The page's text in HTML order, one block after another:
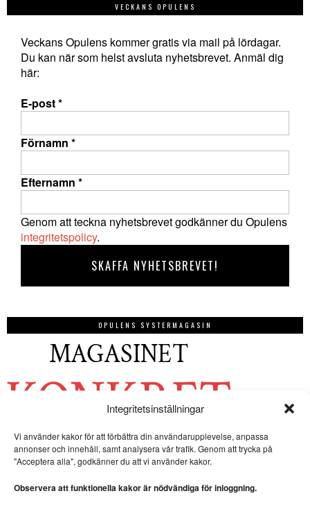
Integritetsinställningar
Vi använder kakor för att förbättra din användarupplevelse, anpassa
annonser och innehåll, samt analysera vår trafik. Genom att trycka på
"Acceptera alla", godkänner du att vi använder kakor.
Observera att funktionella kakor är nödvändiga för inloggning.
VECKANS OPULENS
Veckans Opulens kommer gratis via mail på lördagar.
Du kan när som helst avsluta nyhetsbrevet. Anmäl dig
här:
E-post*
Förnamn *
Efternamn *
Genom att teckna nyhetsbrevet godkänner du Opulens
integritetspolicy.
OPULENS SYSTERMAGASIN